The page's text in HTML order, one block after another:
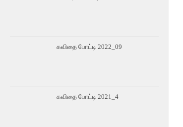
கவிதை போட்டி 2022_09
கவிதை போட்டி 2021_4